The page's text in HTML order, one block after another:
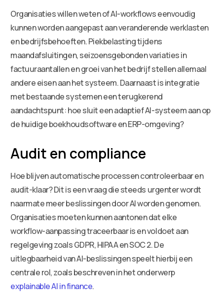
Organisaties willen weten of AI-workflows eenvoudig
kunnen worden aangepast aan veranderende werklasten
en bedrijfsbehoeften. Piekbelasting tijdens
maandafsluitingen, seizoensgebonden variaties in
factuuraantallen en groei van het bedrijf stellen allemaal
andere eisen aan het systeem. Daarnaast is integratie
met bestaande systemen een terugkerend
aandachtspunt: hoe sluit een adaptief AI-systeem aan op
de huidige boekhoudsoftware en ERP-omgeving?
Audit en compliance
Hoe blijven automatische processen controleerbaar en
audit-klaar? Dit is een vraag die steeds urgenter wordt
naarmate meer beslissingen door AI worden genomen.
Organisaties moeten kunnen aantonen dat elke
workflow-aanpassing traceerbaar is en voldoet aan
regelgeving zoals GDPR, HIPAA en SOC 2. De
uitlegbaarheid van AI-beslissingen speelt hierbij een
centrale rol, zoals beschreven in het onderwerp
explainable AI in finance.